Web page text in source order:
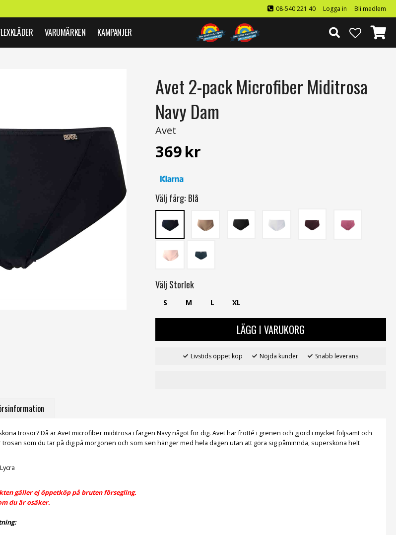
08-540 221 40 Logga in Bli medlem
VARUMÄRKEN KAMPANJER
Avet 2-pack Microfiber Miditrosa
Navy Dam
Avet
369kr
Välj färg: Blå
Välj Storlek
S M L XL
LÄGG I VARUKORG
Livstids öppet köp Nöjda kunder Snabb leverans
trosor? Då är Avet microfiber miditrosa i färgen Navy något för dig. Avet har frotté i grenen och gjord i mycket följsamt och
trosan som du tar på dig på morgonen och som sen hänger med hela dagen utan att göra sig påminnda, supersköna helt
gäller ej öppetköp på bruten försegling.
du är osäker.